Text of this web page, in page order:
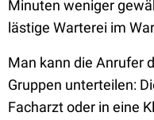
Minuten weniger
lästige Warterei im
Man kann die Anrufer
Gruppen unterteilen:
Facharzt oder in eine